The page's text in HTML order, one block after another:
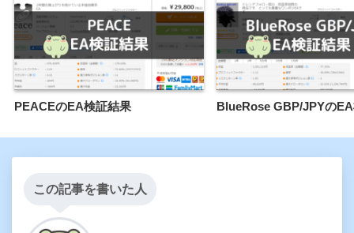
PEACEのEA検証結果 BlueRose GBP/JPYの
この記事を書いた人